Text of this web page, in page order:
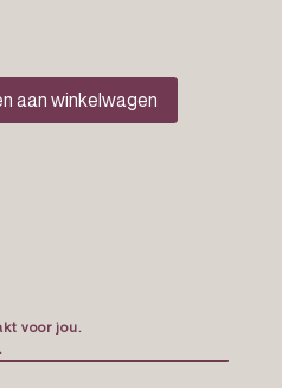
aan winkelwagen
voor jou.